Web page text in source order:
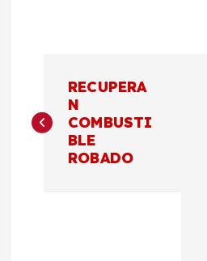
a
RECUPERA
N
COMBUSTI
BLE
ROBADO